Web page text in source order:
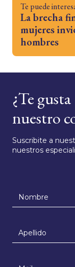
Te puede
La brecha
mujeres
hombres
¿Te gusta
nuestro
Suscribite a
nuestros